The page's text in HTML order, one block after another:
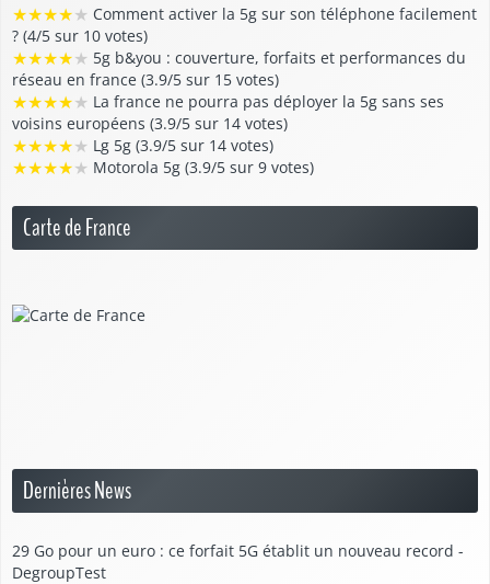
★★★★★ Comment activer la 5g sur son téléphone facilement
? (4/5 sur 10 votes)
★★★★★ 5g b&you : couverture, forfaits et performances du
réseau en france (3.9/5 sur 15 votes)
★★★★★ La france ne pourra pas déployer la 5g sans ses
voisins européens (3.9/5 sur 14 votes)
★★★★★ Lg 5g (3.9/5 sur 14 votes)
★★★★★ Motorola 5g (3.9/5 sur 9 votes)
Carte de France
Dernières News
29 Go pour un euro : ce forfait 5G établit un nouveau record -
DegroupTest